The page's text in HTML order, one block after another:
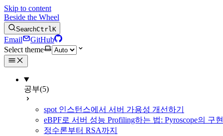
Skip to content
Beside the Wheel
SearchCtrlK
Email
GitHub
Select theme
공부(5)
spot 인스턴스에서 서버 가용성 개선하기
eBPF로 서버 성능 Profiling하는 법: Pyroscope의 구
정수론부터 RSA까지